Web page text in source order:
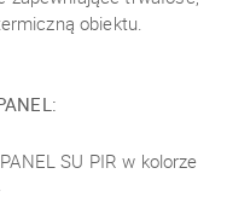
obiektu.
SU PIR w kolorze